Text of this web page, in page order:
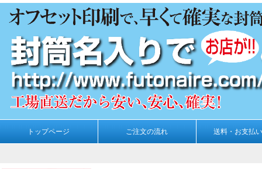
トップページ ご注文の流れ 送料・お支払